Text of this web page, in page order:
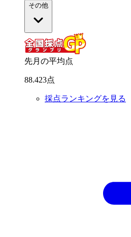
その他
先月の平均点
88.423点
採点ランキングを見る